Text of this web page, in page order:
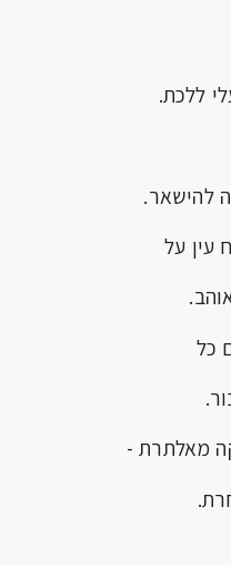
ללכת.
להישאר.
עין על
כל
מאלתרת -